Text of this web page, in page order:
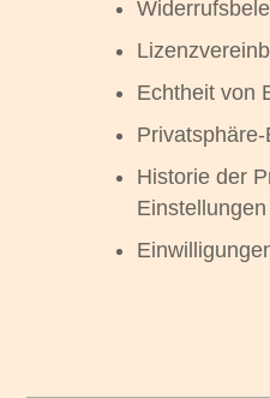
Echtheit von
Historie der
Einstellungen